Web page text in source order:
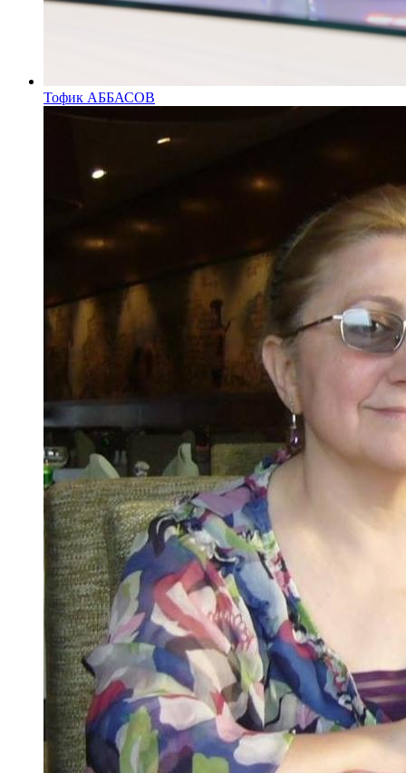
Тофик АББАСОВ